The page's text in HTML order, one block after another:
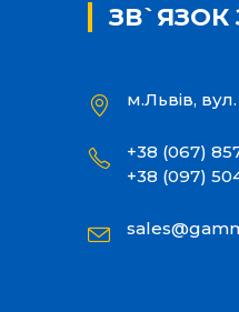
ЗВ`ЯЗОК
м.Львів,
+38 (067)
+38 (097)